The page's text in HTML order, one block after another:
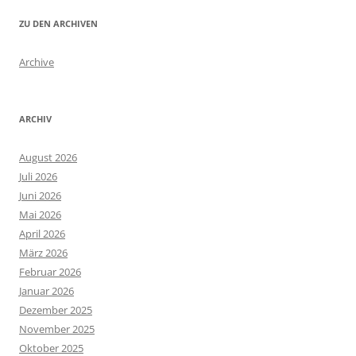
ZU DEN ARCHIVEN
Archive
ARCHIV
August 2026
Juli 2026
Juni 2026
Mai 2026
April 2026
März 2026
Februar 2026
Januar 2026
Dezember 2025
November 2025
Oktober 2025